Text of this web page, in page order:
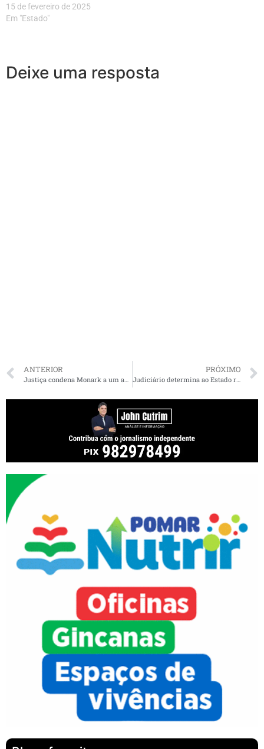
15 de fevereiro de 2025
Em "Estado"
Deixe uma resposta
ANTERIOR PRÓXIMO
Judiciário determina ao Estado recuperar trecho da Rodovia MA 006